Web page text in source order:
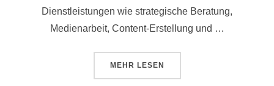
Dienstleistungen wie strategische Beratung,
Medienarbeit, Content-Erstellung und …
MEHR ÜBER „AGENTURBESUCH UND
LESEN